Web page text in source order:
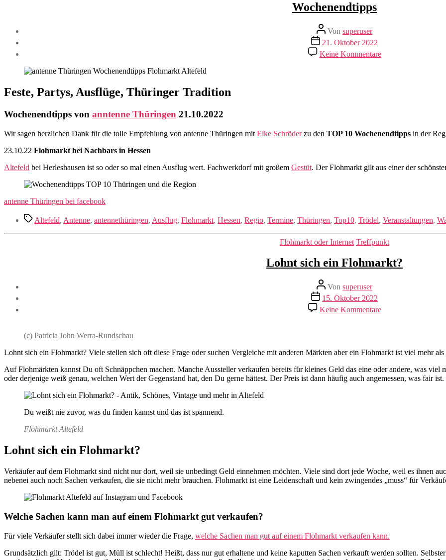
Wochenendtipps
Beitragsautor
Von superuser
Veröffentlichungsdatum
21. Oktober 2022
Keine Kommentarezu
Wochenendtipps
Feste, Partys, Ausflüge, Thüringer Tradition
Wochenendtipps von anntenne Thüringen 21.10.2022
Wir sagen herzlichen Dank für die tolle Empfehlung von antenne Thüringen mit Elke Schröderzu den TOP 10 Wochenendtipps in der
23.10.22 Flohmarkt bei Nachbars in Hessen
Altefeld bei Herleshausen ist so oder so mal einen Ausflug wert. Fachwerkdorf mit großem Gestüt. Der Flohmarkt gilt aus einer der
antenne Thüringen bei facebook
Schlagwörter
Altefeld, Antenne, antennethüringen, Ausflug, Flohmarkt, Hessen, Regio, Termine, Thüringen, Top10, Trödel, Veranstaltungen,
Kategorien
Flohmarkt oder Internet Treffpunkt
Lohnt sich ein Flohmarkt?
Beitragsautor
Von superuser
Veröffentlichungsdatum
15. Oktober 2022
Keine Kommentarezu
Lohnt
(c) Patricia John Werra-Rundschau
Lohnt sich ein Flohmarkt? Viele stellen sich oft diese Frage oder suchen Vergleiche mit anderen Märkten aber ein Flohmarkt ist viel mehr als
Auf Flohmärkten kannst Du oft Schnäppchen machen. Manche Aussteller verkaufen bereits für kleines Geld das eine oder andere, was
oder derjenige weiß genau, welchen Wert der Gegenstand hat, den Du gerne hättest. Der Preis ist dann häufig auch angemessen, was fair ist.
Du weißt nie zuvor, was du finden kannst und das ist spannend.
Flohmarkt Altefeld
Lohnt sich ein Flohmarkt?
Verkäufer auf dem Flohmarkt sind nicht nur dort, weil sie unbedingt Geld einnehmen möchten. Viele sind dort jede Woche, weil es ihnen
nebenei auch noch Sachen verkaufen, die sie nicht mehr brauchen. Flohmarkt ist eine Leidenschaft und kein zwingendes „muss“ für
Welche Sachen kann man auf einem Flohmarkt gut verkaufen?
Für viele Verkäufer stellt sich dabei immer wieder die Frage, welche Sachen man gut auf einem Flohmarkt verkaufen kann.
Grundsätzlich gilt: Trödel ist gut, Müll ist schlecht! Heißt, dass nur gut erhaltene und keine kaputten Sachen verkauft werden sollten.